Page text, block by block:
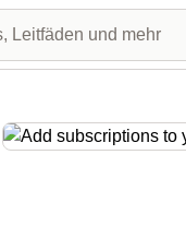
Vorgestellte